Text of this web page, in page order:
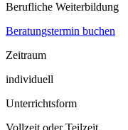
Berufliche Weiterbildung
Beratungstermin buchen
Zeitraum
individuell
Unterrichtsform